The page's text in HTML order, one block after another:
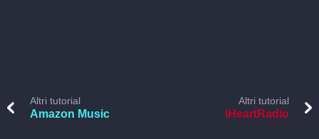
Altri tutorial
Amazon Music
Altri tutorial
iHeartRadio